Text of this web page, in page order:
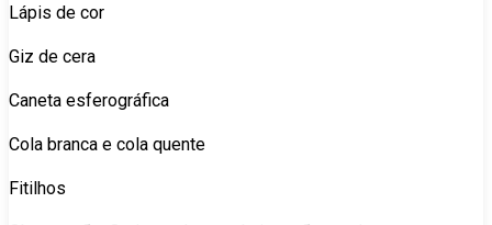
Lápis de cor
Giz de cera
Caneta esferográfica
Cola branca e cola quente
Fitilhos